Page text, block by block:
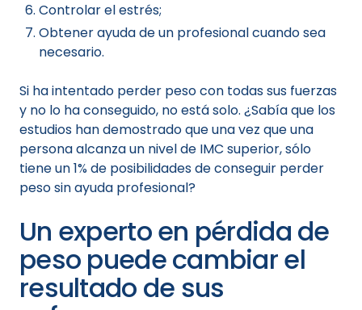
Controlar el estrés;
Obtener ayuda de un profesional cuando sea
necesario.
Si ha intentado perder peso con todas sus fuerzas
y no lo ha conseguido, no está solo. ¿Sabía que los
estudios han demostrado que una vez que una
persona alcanza un nivel de IMC superior, sólo
tiene un 1% de posibilidades de conseguir perder
peso sin ayuda profesional?
Un experto en pérdida de
peso puede cambiar el
resultado de sus